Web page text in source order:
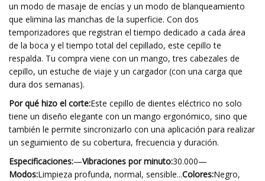
un modo de masaje de encías y un modo de blanqueamiento
que elimina las manchas de la superficie. Con dos
temporizadores que registran el tiempo dedicado a cada área
de la boca y el tiempo total del cepillado, este cepillo te
respalda. Tu compra viene con un mango, tres cabezales de
cepillo, un estuche de viaje y un cargador (con una carga que
dura dos semanas).
Por qué hizo el corte:Este cepillo de dientes eléctrico no solo
tiene un diseño elegante con un mango ergonómico, sino que
también le permite sincronizarlo con una aplicación para realizar
un seguimiento de su cobertura, frecuencia y duración.
Especificaciones:—Vibraciones por minuto:30.000—
Modos:Limpieza profunda, normal, sensible...Colores:Negro,